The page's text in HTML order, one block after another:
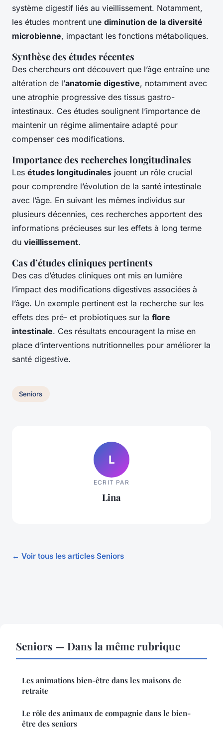
système digestif liés au vieillissement. Notamment,
les études montrent une diminution de la diversité
microbienne, impactant les fonctions métaboliques.
Synthèse des études récentes
Des chercheurs ont découvert que l’âge entraîne une
altération de l’anatomie digestive, notamment avec
une atrophie progressive des tissus gastro-
intestinaux. Ces études soulignent l’importance de
maintenir un régime alimentaire adapté pour
compenser ces modifications.
Importance des recherches longitudinales
Les études longitudinales jouent un rôle crucial
pour comprendre l’évolution de la santé intestinale
avec l’âge. En suivant les mêmes individus sur
plusieurs décennies, ces recherches apportent des
informations précieuses sur les effets à long terme
du vieillissement.
Cas d’études cliniques pertinents
Des cas d’études cliniques ont mis en lumière
l’impact des modifications digestives associées à
l’âge. Un exemple pertinent est la recherche sur les
effets des pré- et probiotiques sur la flore
intestinale. Ces résultats encouragent la mise en
place d’interventions nutritionnelles pour améliorer la
santé digestive.
Seniors
L
ECRIT PAR
Lina
← Voir tous les articles Seniors
Seniors — Dans la même rubrique
Les animations bien-être dans les maisons de
retraite
Le rôle des animaux de compagnie dans le bien-
être des seniors